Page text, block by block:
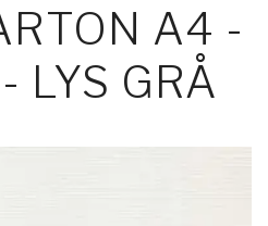
A4 -
LYS GRÅ